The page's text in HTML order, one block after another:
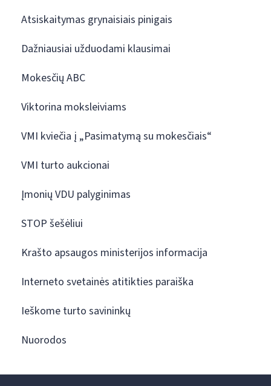
Atsiskaitymas grynaisiais pinigais
Dažniausiai užduodami klausimai
Mokesčių ABC
Viktorina moksleiviams
VMI kviečia į „Pasimatymą su mokesčiais“
VMI turto aukcionai
Įmonių VDU palyginimas
STOP šešėliui
Krašto apsaugos ministerijos informacija
Interneto svetainės atitikties paraiška
Ieškome turto savininkų
Nuorodos